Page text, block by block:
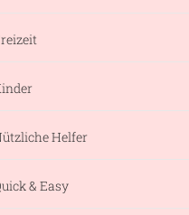
Helfer
& Easy